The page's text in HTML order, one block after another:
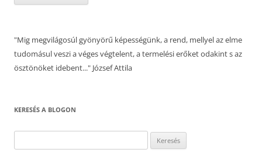
"Mig megvilágosúl gyönyörű képességünk, a rend, mellyel az elme
tudomásul veszi a véges végtelent, a termelési erőket odakint s az
ösztönöket idebent..." József Attila
KERESÉS A BLOGON